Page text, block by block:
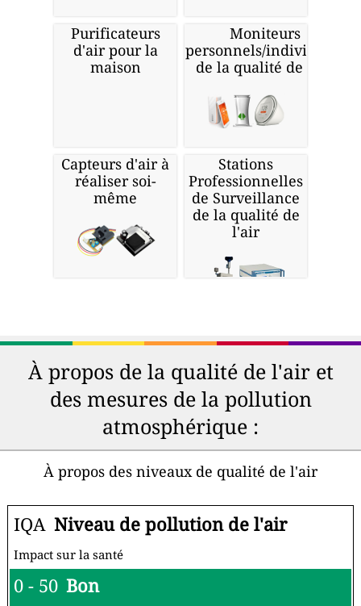
Purificateurs
d'air pour la
maison
Moniteurs
personnels/individuels
de la qualité de l'air
Capteurs d'air à
réaliser soi-
même
Stations
Professionnelles
de Surveillance
de la qualité de
l'air
À propos de la qualité de l'air et
des mesures de la pollution
atmosphérique :
À propos des niveaux de qualité de l'air
IQA Niveau de pollution de l'air
Impact sur la santé
0 - 50 Bon